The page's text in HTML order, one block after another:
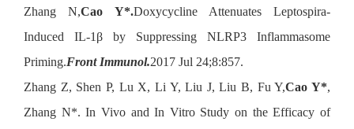
Zhang N,Cao Y*.Doxycycline Attenuates Leptospira-
Induced IL-1β by Suppressing NLRP3 Inflammasome
Priming.Front Immunol.2017 Jul 24;8:857.
Zhang Z, Shen P, Lu X, Li Y, Liu J, Liu B, Fu Y,Cao Y*,
Zhang N*. In Vivo and In Vitro Study on the Efficacy of